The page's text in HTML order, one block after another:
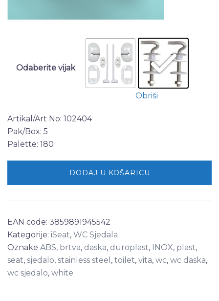
Odaberite vijak
Obriši
Artikal/Art No: 102404
Pak/Box: 5
Palette: 180
DODAJ U KOŠARICU
EAN code: 3859891945542
Kategorije: iSeat, WC Sjedala
Oznake ABS, brtva, daska, duroplast, INOX, plast,
seat, sjedalo, stainless steel , toilet, vita, wc, wc daska,
wc sjedalo, white